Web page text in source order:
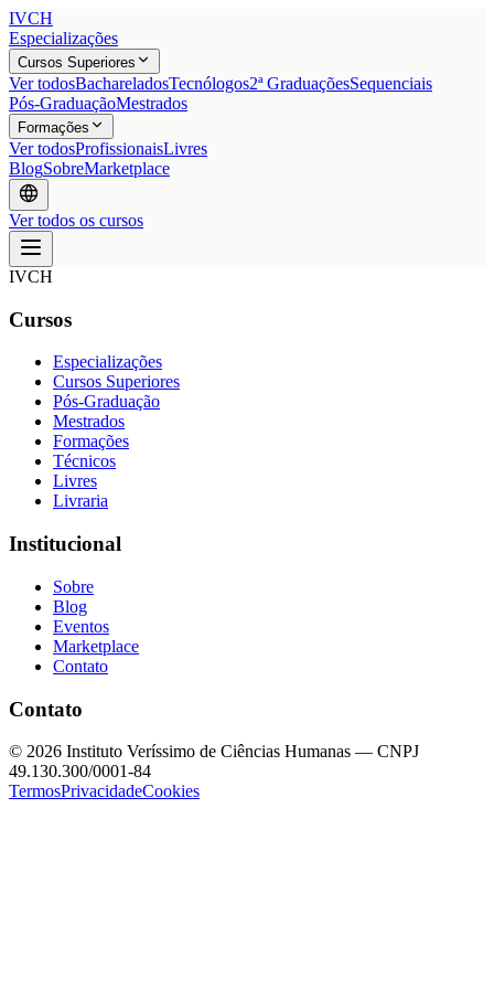
IVCH
Especializações
Cursos Superiores
Ver todosBachareladosTecnólogos2ª GraduaçõesSequenciais
Pós-GraduaçãoMestrados
Formações
Ver todosProfissionaisLivres
BlogSobreMarketplace
Ver todos os cursos
IVCH
Cursos
Especializações
Cursos Superiores
Pós-Graduação
Mestrados
Formações
Técnicos
Livres
Livraria
Institucional
Sobre
Blog
Eventos
Marketplace
Contato
Contato
© 2026 Instituto Veríssimo de Ciências Humanas — CNPJ
49.130.300/0001-84
TermosPrivacidadeCookies